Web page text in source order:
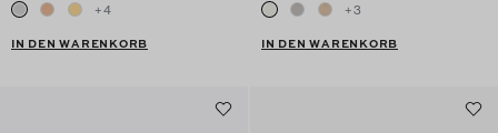
+4
IN DEN WARENKORB
+3
IN DEN WARENKORB